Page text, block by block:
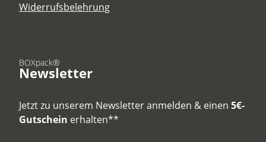
Widerrufsbelehrung
BOXpack®
Newsletter
Jetzt zu unserem Newsletter anmelden & einen 5€-
Gutschein erhalten**